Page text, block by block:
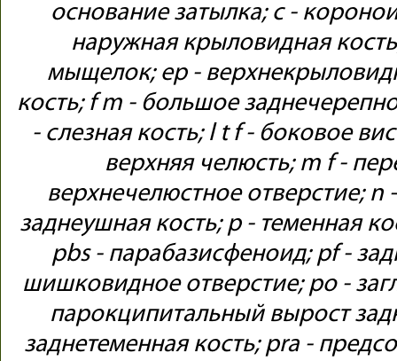
основание затылка; c -
наружная крыловидная
мыщелок; ep -
кость; f m - большое
- слезная кость; l t f - боковое
верхняя челюсть; m f -
верхнечелюстное отверстие; n
заднеушная кость; p - теменная
pbs - парабазисфеноид; pf -
шишковидное отверстие; po -
парокципитальный вырост
заднетеменная кость; pra -